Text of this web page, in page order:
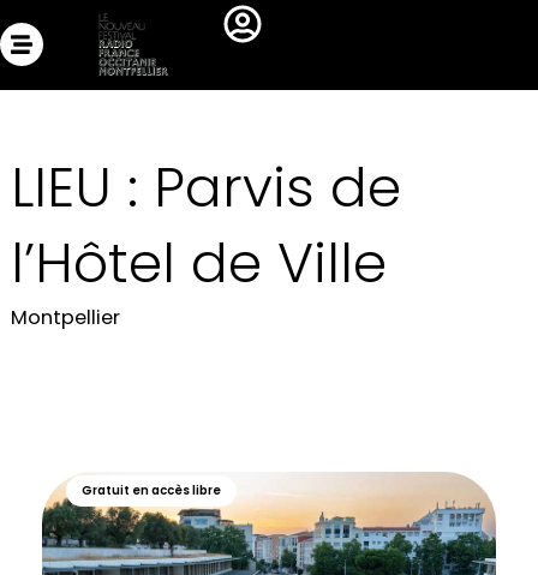
au
LIEU : Parvis de
l’Hôtel de Ville
Montpellier
Gratuit en accès libre